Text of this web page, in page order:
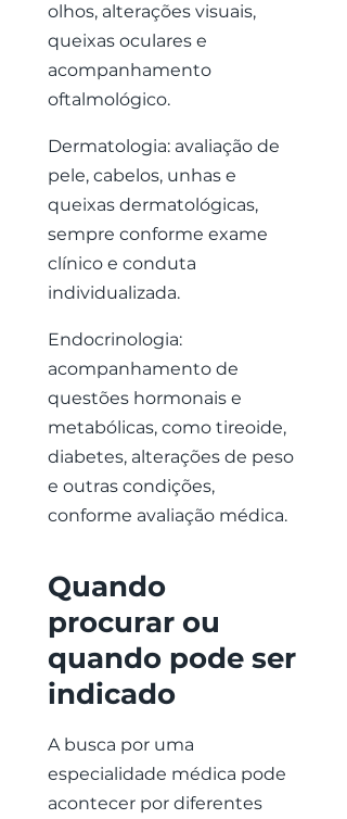
olhos, alterações visuais,
queixas oculares e
acompanhamento
oftalmológico.
Dermatologia: avaliação de
pele, cabelos, unhas e
queixas dermatológicas,
sempre conforme exame
clínico e conduta
individualizada.
Endocrinologia:
acompanhamento de
questões hormonais e
metabólicas, como tireoide,
diabetes, alterações de peso
e outras condições,
conforme avaliação médica.
Quando
procurar ou
quando pode ser
indicado
A busca por uma
especialidade médica pode
acontecer por diferentes